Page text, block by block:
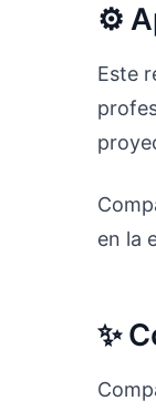
⚙️
Este
en la
✨